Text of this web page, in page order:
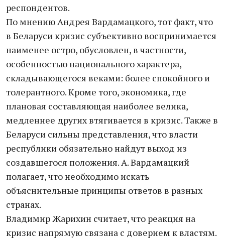
респондентов.
По мнению Андрея Вардамацкого, тот факт, что
в Беларуси кризис субъективно воспринимается
наименее остро, обусловлен, в частности,
особенностью национального характера,
складывающегося веками: более спокойного и
толерантного. Кроме того, экономика, где
плановая составляющая наиболее велика,
медленнее других втягивается в кризис. Также в
Беларуси сильны представления, что власти
республики обязательно найдут выход из
создавшегося положения. А. Вардамацкий
полагает, что необходимо искать
объяснительные принципы ответов в разных
странах.
Владимир Жарихин считает, что реакция на
кризис напрямую связана с доверием к властям.